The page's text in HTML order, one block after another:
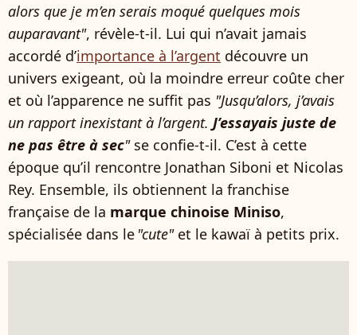
alors que je m’en serais moqué quelques mois
auparavant", révèle-t-il. Lui qui n’avait jamais
accordé d’importance à l’argent découvre un
univers exigeant, où la moindre erreur coûte cher
et où l’apparence ne suffit pas "Jusqu’alors, j’avais
un rapport inexistant à l’argent. J’essayais juste de
ne pas être à sec"se confie-t-il. C’est à cette
époque qu’il rencontre Jonathan Siboni et Nicolas
Rey. Ensemble, ils obtiennent la franchise
française de la marque chinoise Miniso,
spécialisée dans le "cute"et le kawaï à petits prix.